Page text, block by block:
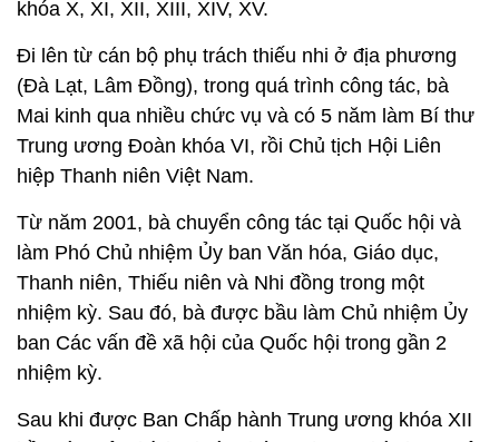
khóa X, XI, XII, XIII, XIV, XV.
Đi lên từ cán bộ phụ trách thiếu nhi ở địa phương
(Đà Lạt, Lâm Đồng), trong quá trình công tác, bà
Mai kinh qua nhiều chức vụ và có 5 năm làm Bí thư
Trung ương Đoàn khóa VI, rồi Chủ tịch Hội Liên
hiệp Thanh niên Việt Nam.
Từ năm 2001, bà chuyển công tác tại Quốc hội và
làm Phó Chủ nhiệm Ủy ban Văn hóa, Giáo dục,
Thanh niên, Thiếu niên và Nhi đồng trong một
nhiệm kỳ. Sau đó, bà được bầu làm Chủ nhiệm Ủy
ban Các vấn đề xã hội của Quốc hội trong gần 2
nhiệm kỳ.
Sau khi được Ban Chấp hành Trung ương khóa XII